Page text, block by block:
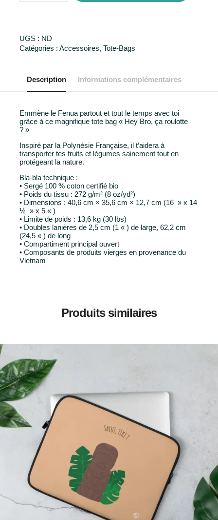
UGS : ND
Catégories : Accessoires, Tote-Bags
Description Informations complémentaires
Emmène le Fenua partout et tout le temps avec toi
grâce à ce magnifique tote bag « Hey Bro, ça roulotte
? »
Inspiré par la Polynésie Française, il t’aidera à
transporter tes fruits et légumes sainement tout en
protégeant la nature.
Bla-bla technique :
• Sergé 100 % coton certifié bio
• Poids du tissu : 272 g/m² (8 oz/yd²)
• Dimensions : 40,6 cm × 35,6 cm × 12,7 cm (16 » x 14
½ » x 5 « )
• Limite de poids : 13,6 kg (30 lbs)
• Doubles lanières de 2,5 cm (1 « ) de large, 62,2 cm
(24,5 « ) de long
• Compartiment principal ouvert
• Composants de produits vierges en provenance du
Vietnam
Produits similaires